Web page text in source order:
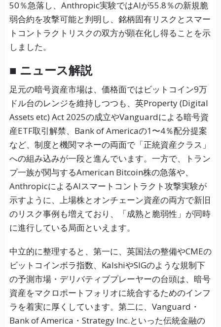
50％急落し、Anthropic実験ではAIが55.8％の新規脆
弱合約を攻撃可能と判明し、銘柄固有リスクとスマー
トコントラクトリスクの双方が顕在化し得ることを示
しました。
■ ニュース解説
足元の暗号資産市場は、価格面ではビットコイン9万
ドル台のレンジを維持しつつも、英Property (Digital
Assets etc) Act 2025の成立やVanguardによる暗号資
産ETF取引解禁、Bank of Americaの1〜4％配分提案
など、制度と機関マネーの両面で「正統資産クラス」
への組み込みが一段と進んでいます。一方で、トラン
プ一族が関与するAmerican Bitcoin株の急落や、
AnthropicによるAIスマートコントラクト攻撃実験が
示すように、上場株とオンチェーン資産の両方で新旧
のリスク事例も増えており、「成熟と脆弱性」が同時
に進行している局面といえます。
中立的に整理すると、第一に、英国法の整備やCMEの
ビットコインボラ指数、KalshiやSIGのような規制下
の予測市場・デリバティブプレーヤーの台頭は、暗号
資産をマクロポートフォリオに統合するためのインフ
ラを着実に厚くしています。第二に、Vanguard・
Bank of America・Strategy Inc.といった伝統金融の